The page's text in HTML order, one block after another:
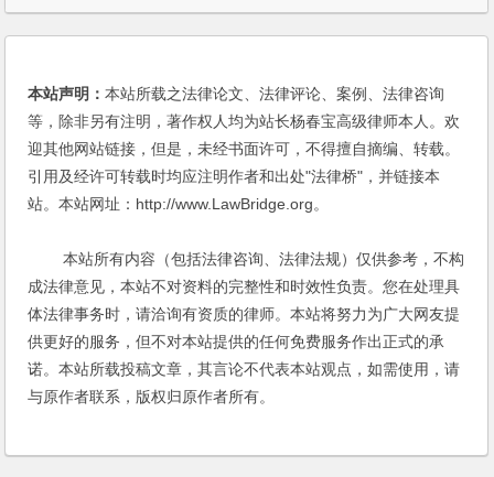
本站声明：本站所载之法律论文、法律评论、案例、法律咨询
等，除非另有注明，著作权人均为站长杨春宝高级律师本人。欢
迎其他网站链接，但是，未经书面许可，不得擅自摘编、转载。
引用及经许可转载时均应注明作者和出处"法律桥"，并链接本
站。本站网址：http://www.LawBridge.org。
本站所有内容（包括法律咨询、法律法规）仅供参考，不构
成法律意见，本站不对资料的完整性和时效性负责。您在处理具
体法律事务时，请洽询有资质的律师。本站将努力为广大网友提
供更好的服务，但不对本站提供的任何免费服务作出正式的承
诺。本站所载投稿文章，其言论不代表本站观点，如需使用，请
与原作者联系，版权归原作者所有。